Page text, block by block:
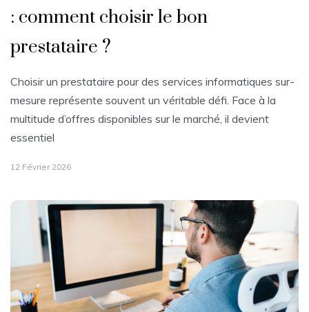
: comment choisir le bon
prestataire ?
Choisir un prestataire pour des services informatiques sur-
mesure représente souvent un véritable défi. Face à la
multitude d’offres disponibles sur le marché, il devient
essentiel
12 Février 2026